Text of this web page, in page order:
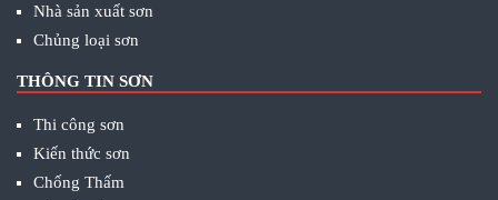
Nhà sản xuất sơn
Chủng loại sơn
THÔNG TIN SƠN
Thi công sơn
Kiến thức sơn
Chống Thấm